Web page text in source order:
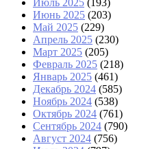
Июль 2025 (193)
Июнь 2025 (203)
Май 2025 (229)
Апрель 2025 (230)
Март 2025 (205)
Февраль 2025 (218)
Январь 2025 (461)
Декабрь 2024 (585)
Ноябрь 2024 (538)
Октябрь 2024 (761)
Сентябрь 2024 (790)
Август 2024 (756)